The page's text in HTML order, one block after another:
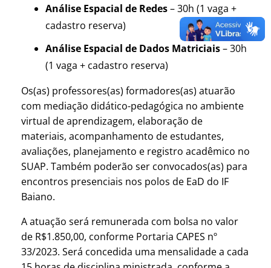
Análise Espacial de Redes– 30h (1 vaga +
cadastro reserva)
Análise Espacial de Dados Matriciais– 30h
(1 vaga + cadastro reserva)
Os(as) professores(as) formadores(as) atuarão
com mediação didático-pedagógica no ambiente
virtual de aprendizagem, elaboração de
materiais, acompanhamento de estudantes,
avaliações, planejamento e registro acadêmico no
SUAP. Também poderão ser convocados(as) para
encontros presenciais nos polos de EaD do IF
Baiano.
A atuação será remunerada com bolsa no valor
de R$1.850,00, conforme Portaria CAPES nº
33/2023. Será concedida uma mensalidade a cada